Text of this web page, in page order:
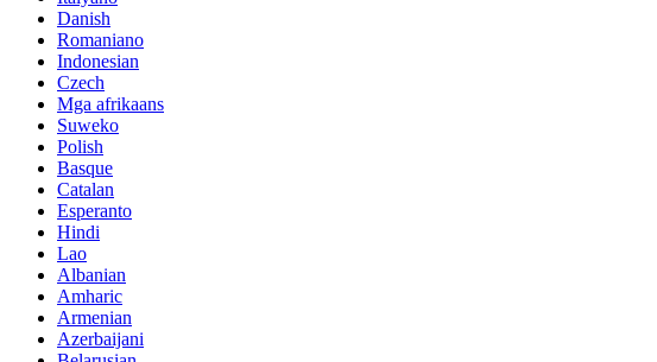
Danish
Romaniano
Indonesian
Czech
Mga afrikaans
Suweko
Polish
Basque
Catalan
Esperanto
Hindi
Lao
Albanian
Amharic
Armenian
Azerbaijani